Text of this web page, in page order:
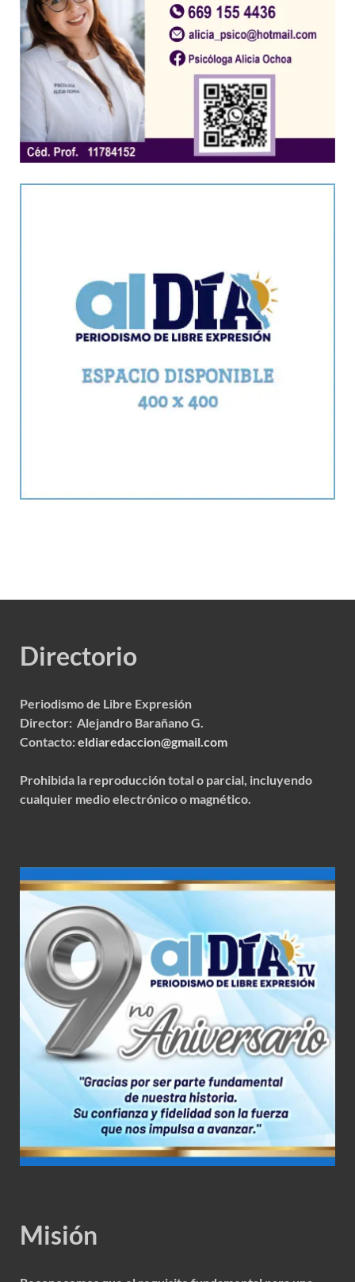
Directorio
Periodismo de Libre Expresión
Director: Alejandro Barañano G.
Contacto:eldiaredaccion@gmail.com
Prohibida la reproducción total o parcial, incluyendo
cualquier medio electrónico o magnético.
Misión